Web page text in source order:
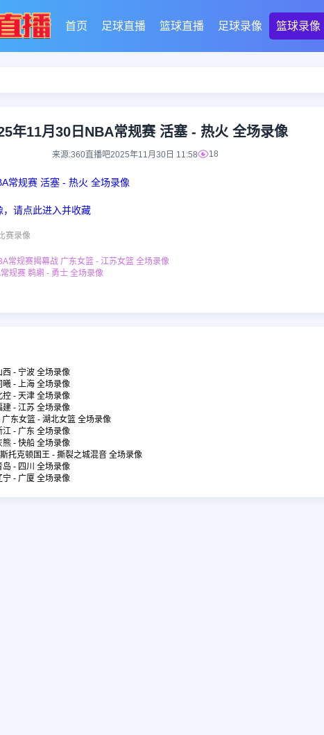
首页 足球直播 篮球直播 足球录像 篮球录像
年11月30日NBA常规赛 活塞 - 热火 全场录像
来源:360直播吧2025年11月30日 11:58 18
常规赛 活塞 - 热火 全场录像
请点此进入并收藏
赛录像
常规赛揭幕战 广东女篮 - 江苏女篮 全场录像
规赛 鹈鹕 - 勇士 全场录像
- 宁波 全场录像
- 上海 全场录像
- 天津 全场录像
- 江苏 全场录像
东女篮 - 湖北女篮 全场录像
- 广东 全场录像
- 快船 全场录像
托克顿国王 - 撕裂之城混音 全场录像
- 四川 全场录像
- 广厦 全场录像